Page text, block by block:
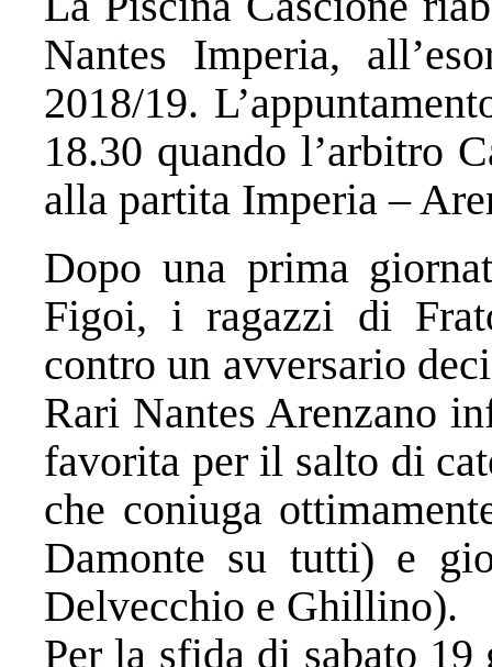
Nantes Imperia,
2018/19.
18.30 quando l’arbitro
alla partita Imperia –
Dopo una prima
Figoi, i ragazzi di
contro un avversario
Rari Nantes Arenzano
favorita per il salto di
che coniuga
Damonte su tutti) e
Delvecchio e Ghillino).
Per la sfida di sabato 19